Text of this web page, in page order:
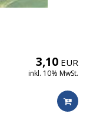
3,10 EUR
inkl. 10% MwSt.